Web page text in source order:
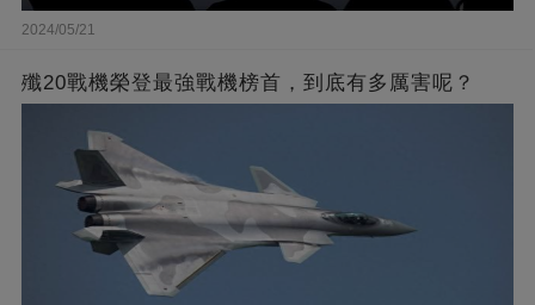
2024/05/21
殲20戰機榮登最強戰機榜首，到底有多厲害呢？